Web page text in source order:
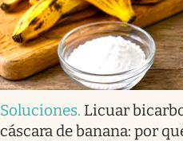
Soluciones. Licuar
cáscara de banana: por